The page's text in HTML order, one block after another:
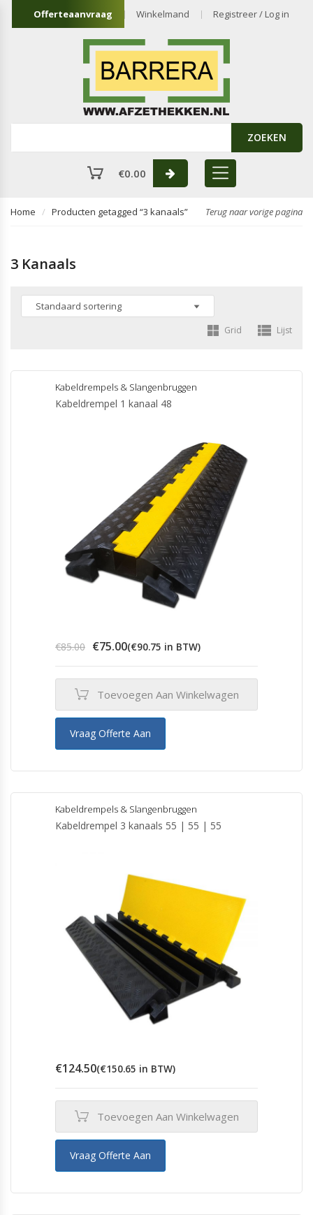
Offerteaanvraag Winkelmand Registreer / Log in
ZOEKEN
€0.00
Home Producten getagged “3 kanaals” Terug naar vorige pagina
3 Kanaals
Grid Lijst
Kabeldrempels & Slangenbruggen
Kabeldrempel 1 kanaal 48
€85.00 Oorspronkelijke
€75.00Huidige
(€90.75 in BTW)
Toevoegen Aan Winkelwagen
Vraag Offerte Aan
Kabeldrempels & Slangenbruggen
Kabeldrempel 3 kanaals 55 | 55 | 55
€124.50(€150.65 in BTW)
Toevoegen Aan Winkelwagen
Vraag Offerte Aan